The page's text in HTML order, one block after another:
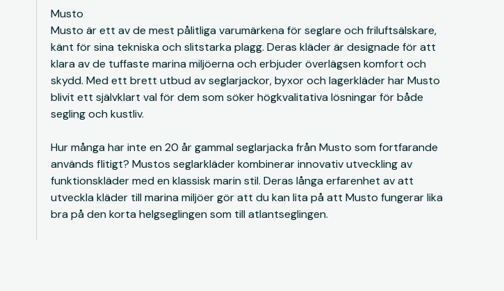
Musto
Musto är ett av de mest pålitliga varumärkena för seglare och friluftsälskare,
känt för sina tekniska och slitstarka plagg. Deras kläder är designade för att
klara av de tuffaste marina miljöerna och erbjuder överlägsen komfort och
skydd. Med ett brett utbud av seglarjackor, byxor och lagerkläder har Musto
blivit ett självklart val för dem som söker högkvalitativa lösningar för både
segling och kustliv.
Hur många har inte en 20 år gammal seglarjacka från Musto som fortfarande
används flitigt? Mustos seglarkläder kombinerar innovativ utveckling av
funktionskläder med en klassisk marin stil. Deras långa erfarenhet av att
utveckla kläder till marina miljöer gör att du kan lita på att Musto fungerar lika
bra på den korta helgseglingen som till atlantseglingen.